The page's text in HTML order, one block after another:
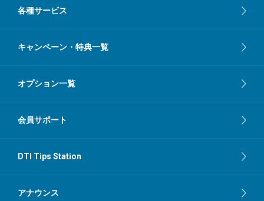
各種サービス
キャンペーン・特典一覧
オプション一覧
会員サポート
DTI Tips Station
アナウンス